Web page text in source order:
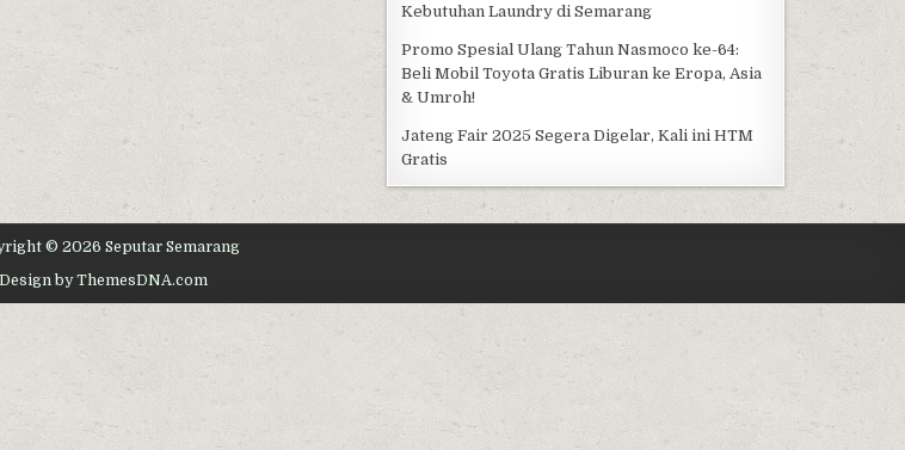
Kebutuhan Laundry di Semarang
Promo Spesial Ulang Tahun Nasmoco ke-64:
Beli Mobil Toyota Gratis Liburan ke Eropa, Asia
& Umroh!
Jateng Fair 2025 Segera Digelar, Kali ini HTM
Gratis
© 2026 Seputar Semarang
Design by ThemesDNA.com